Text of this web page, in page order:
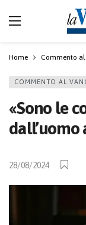
Home Commento al
COMMENTO AL
«Sono le
28/08/2024